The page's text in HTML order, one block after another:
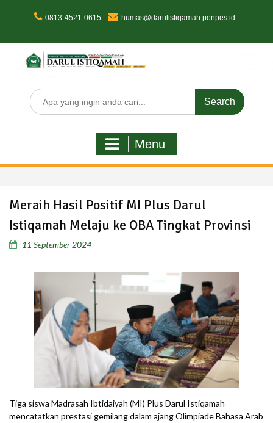
0813-4521-0615 humas@darulistiqamah.ponpes.id
Search
for:
Menu
Meraih Hasil Positif MI Plus Darul
Istiqamah Melaju ke OBA Tingkat Provinsi
11 September 2024
Tiga siswa Madrasah Ibtidaiyah (MI) Plus Darul Istiqamah
mencatatkan prestasi gemilang dalam ajang Olimpiade Bahasa Arab